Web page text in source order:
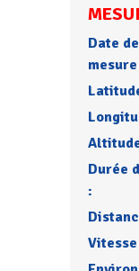
Date
Durée
: